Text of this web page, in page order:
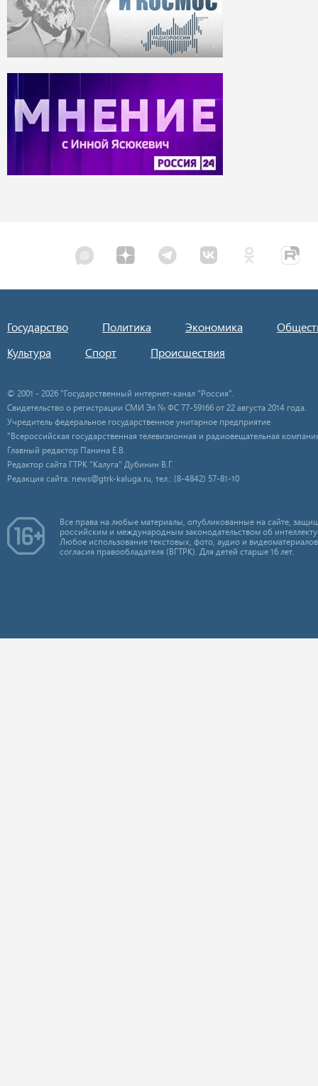
Государство Политика Экономика
Культура
Спорт Происшествия
© 2001 - 2026 "Государственный интернет-канал "Россия".
Свидетельство о регистрации СМИ Эл № ФС 77-59166 от 22 августа 2014 года.
Учредитель федеральное государственное унитарное предприятие
"Всероссийская государственная телевизионная и радиовещательная
Главный редактор Панина Е.В.
Редактор сайта ГТРК "Калуга" Дубинин В.Г.
Редакция сайта: news@gtrk-kaluga.ru, тел.: (8-4842) 57-81-10
Все права на любые материалы, опубликованные на сайте,
российским и международным законодательством об
Любое использование текстовых, фото, аудио и
согласия правообладателя (ВГТРК). Для детей старше 16 лет.